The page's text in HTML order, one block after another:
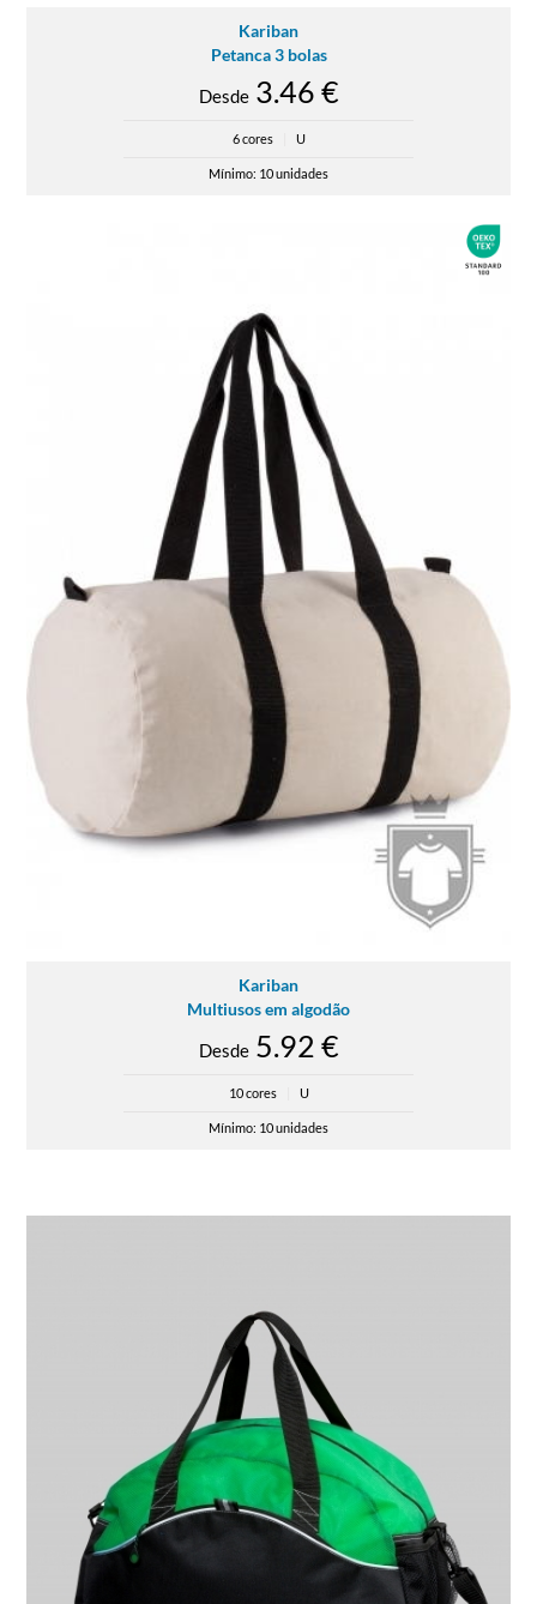
Kariban
Petanca 3 bolas
Desde3.46 €
6 cores U
Mínimo: 10 unidades
Kariban
Multiusos em algodão
Desde5.92 €
10 cores U
Mínimo: 10 unidades